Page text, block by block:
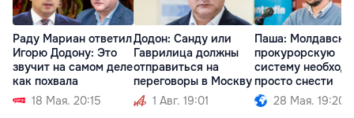
Раду Мариан ответил
Игорю Додону: Это
звучит на самом деле
как похвала
18 Мая. 20:15
Додон: Санду или
Гаврилица должны
отправиться на
переговоры в Москву
1 Авг. 19:01
Паша:
прокурорскую
систему
просто снести
28 Мая. 19:20